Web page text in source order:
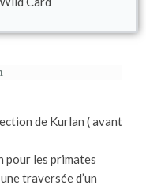
de Kurlan ( avant
pour les primates
traversée d’un